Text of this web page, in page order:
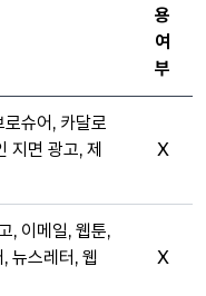
용
여
부
슈어, 카달로
지면 광고, 제
X
, 이메일, 웹툰,
뉴스레터, 웹
X